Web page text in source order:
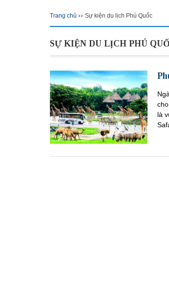
Trang chủ ›› Sự kiện du lịch Phú Quốc
SỰ KIỆN DU LỊCH PHÚ
là